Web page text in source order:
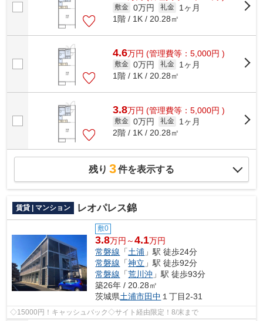
敷金 0万円 礼金
1ヶ月
1階 / 1K / 20.28㎡
4.6万円 (管理費等：5,000円 )
敷金 0万円 礼金
1ヶ月
1階 / 1K / 20.28㎡
3.8万円 (管理費等：5,000円 )
敷金 0万円 礼金
1ヶ月
2階 / 1K / 20.28㎡
残り 3件を表示する
賃貸 | マンション レオパレス錦
敷0
3.8万円～4.1万円
常磐線 「土浦 」駅 徒歩24分
常磐線 「神立 」駅 徒歩92分
常磐線 「荒川沖 」駅 徒歩93分
築26年 / 20.28㎡
茨城県土浦市田中 １丁目2-31
◇15000円！キャッシュバック◇サイト経由限定！8/末まで